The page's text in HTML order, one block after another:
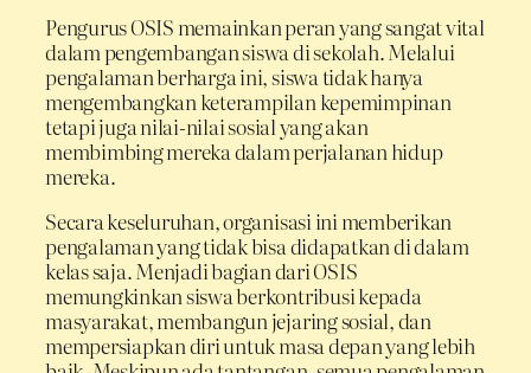
Pengurus OSIS memainkan peran yang sangat vital
dalam pengembangan siswa di sekolah. Melalui
pengalaman berharga ini, siswa tidak hanya
mengembangkan keterampilan kepemimpinan
tetapi juga nilai-nilai sosial yang akan
membimbing mereka dalam perjalanan hidup
mereka.
Secara keseluruhan, organisasi ini memberikan
pengalaman yang tidak bisa didapatkan di dalam
kelas saja. Menjadi bagian dari OSIS
memungkinkan siswa berkontribusi kepada
masyarakat, membangun jejaring sosial, dan
mempersiapkan diri untuk masa depan yang lebih